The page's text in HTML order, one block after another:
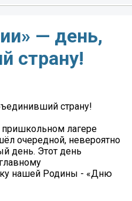
— день,
страну!
страну!
лагере
очередной, невероятно
день. Этот день
нашей Родины - «Дню